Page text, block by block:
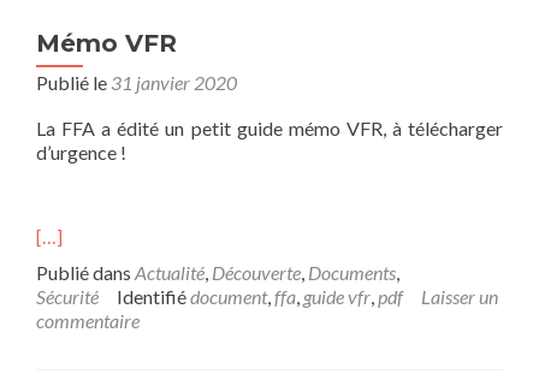
Mémo VFR
Publié le 31 janvier 2020
La FFA a édité un petit guide mémo VFR, à télécharger
d’urgence !
[…]
Publié dans Actualité, Découverte, Documents,
Sécurité
Identifiédocument,ffa, guide vfr,pdf
Laisser un
commentaire